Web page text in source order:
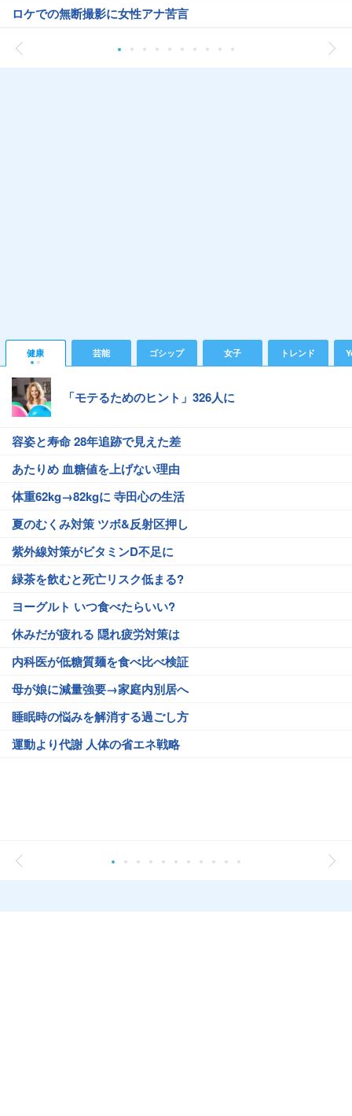
ロケでの無断撮影に女性アナ苦言
健康 芸能 ゴシップ 女子 トレンド
「モテるためのヒント」326人に
容姿と寿命 28年追跡で見えた差
あたりめ 血糖値を上げない理由
体重62kg→82kgに 寺田心の生活
夏のむくみ対策 ツボ&反射区押し
紫外線対策がビタミンD不足に
緑茶を飲むと死亡リスク低まる?
ヨーグルト いつ食べたらいい?
休みだが疲れる 隠れ疲労対策は
内科医が低糖質麺を食べ比べ検証
母が娘に減量強要→家庭内別居へ
睡眠時の悩みを解消する過ごし方
運動より代謝 人体の省エネ戦略